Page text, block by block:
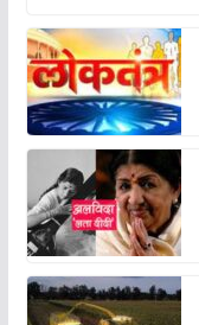
c
e
b
o
o
k
at
s
A
p
p